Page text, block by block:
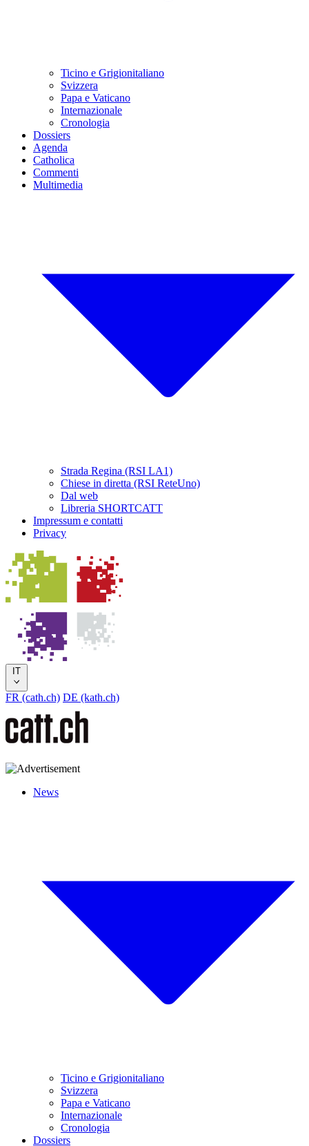
Ticino e Grigionitaliano
Svizzera
Papa e Vaticano
Internazionale
Cronologia
Dossiers
Agenda
Catholica
Commenti
Multimedia
Strada Regina (RSI LA1)
Chiese in diretta (RSI ReteUno)
Dal web
Libreria SHORTCATT
Impressum e contatti
Privacy
IT
FR (cath.ch) DE (kath.ch)
News
Ticino e Grigionitaliano
Svizzera
Papa e Vaticano
Internazionale
Cronologia
Dossiers